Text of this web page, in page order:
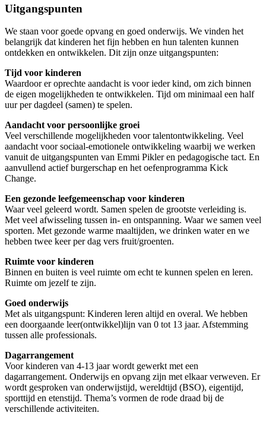
Uitgangspunten
We staan voor goede opvang en goed onderwijs. We vinden het
belangrijk dat kinderen het fijn hebben en hun talenten kunnen
ontdekken en ontwikkelen. Dit zijn onze uitgangspunten:
Tijd voor kinderen
Waardoor er oprechte aandacht is voor ieder kind, om zich binnen
de eigen mogelijkheden te ontwikkelen. Tijd om minimaal een half
uur per dagdeel (samen) te spelen.
Aandacht voor persoonlijke groei
Veel verschillende mogelijkheden voor talentontwikkeling. Veel
aandacht voor sociaal-emotionele ontwikkeling waarbij we werken
vanuit de uitgangspunten van Emmi Pikler en pedagogische tact. En
aanvullend actief burgerschap en het oefenprogramma Kick
Change.
Een gezonde leefgemeenschap voor kinderen
Waar veel geleerd wordt. Samen spelen de grootste verleiding is.
Met veel afwisseling tussen in- en ontspanning. Waar we samen veel
sporten. Met gezonde warme maaltijden, we drinken water en we
hebben twee keer per dag vers fruit/groenten.
Ruimte voor kinderen
Binnen en buiten is veel ruimte om echt te kunnen spelen en leren.
Ruimte om jezelf te zijn.
Goed onderwijs
Met als uitgangspunt: Kinderen leren altijd en overal. We hebben
een doorgaande leer(ontwikkel)lijn van 0 tot 13 jaar. Afstemming
tussen alle professionals.
Dagarrangement
Voor kinderen van 4-13 jaar wordt gewerkt met een
dagarrangement. Onderwijs en opvang zijn met elkaar verweven. Er
wordt gesproken van onderwijstijd, wereldtijd (BSO), eigentijd,
sporttijd en etenstijd. Thema’s vormen de rode draad bij de
verschillende activiteiten.